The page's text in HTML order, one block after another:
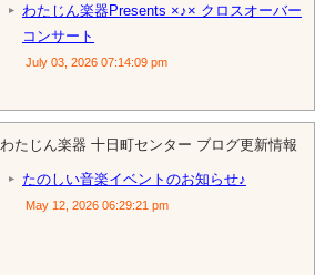
わたじん楽器Presents ×♪× クロスオーバー
コンサート
July 03, 2026 07:14:09 pm
わたじん楽器 十日町センター ブログ更新情報
たのしい音楽イベントのお知らせ♪
May 12, 2026 06:29:21 pm